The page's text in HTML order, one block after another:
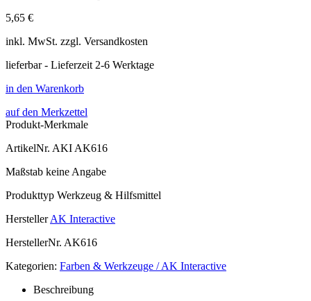
5,65 €
inkl. MwSt. zzgl. Versandkosten
lieferbar - Lieferzeit 2-6 Werktage
in den Warenkorb
auf den Merkzettel
Produkt-Merkmale
ArtikelNr. AKI AK616
Maßstab keine Angabe
Produkttyp Werkzeug & Hilfsmittel
Hersteller AK Interactive
HerstellerNr. AK616
Kategorien: Farben & Werkzeuge / AK Interactive
Beschreibung